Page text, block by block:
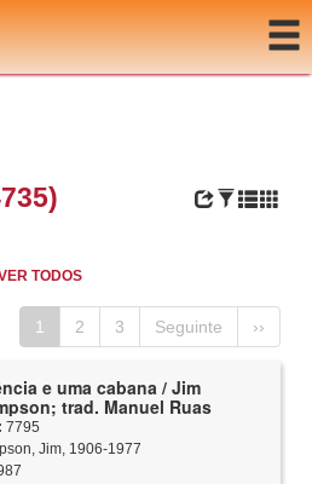
TODOS
1 2 3 Seguinte ››
e uma cabana / Jim
trad. Manuel Ruas
7795
Jim, 1906-1977